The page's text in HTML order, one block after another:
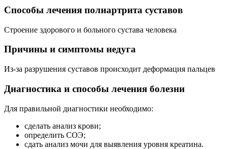
Способы лечения полиартрита суставов
Строение здорового и больного сустава человека
Причины и симптомы недуга
Из-за разрушения суставов происходит деформация пальцев
Диагностика и способы лечения болезни
Для правильной диагностики необходимо:
сделать анализ крови;
определить СОЭ;
сдать анализ мочи для выявления уровня креатина.